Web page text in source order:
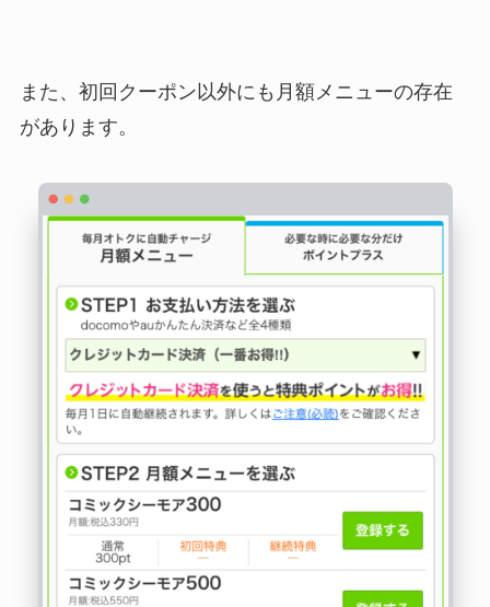
また、初回クーポン以外にも月額メニューの存在
があります。